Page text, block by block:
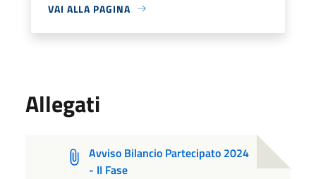
VAI ALLA PAGINA
Allegati
Avviso Bilancio Partecipato 2024
- II Fase